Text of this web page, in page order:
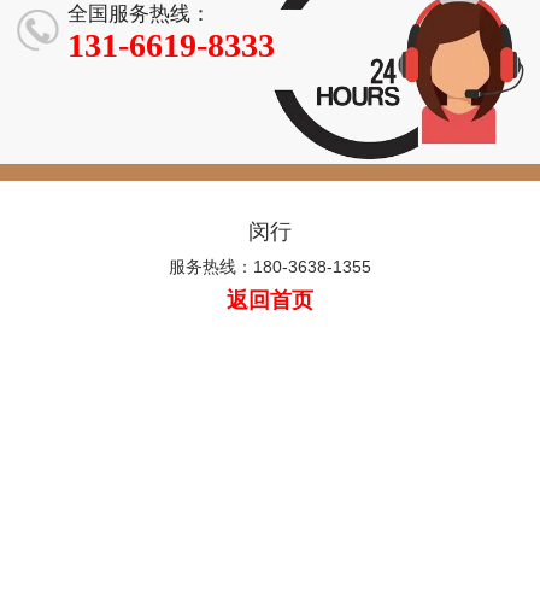
全国服务热线：
131-6619-8333
闵行
服务热线：180-3638-1355
返回首页